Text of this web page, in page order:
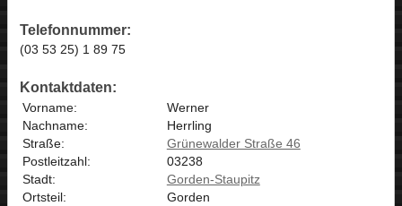
Telefonnummer:
(03 53 25) 1 89 75
Kontaktdaten:
Vorname:
Werner
Nachname:
Herrling
Straße:
Grünewalder Straße 46
Postleitzahl:
03238
Stadt:
Gorden-Staupitz
Ortsteil:
Gorden